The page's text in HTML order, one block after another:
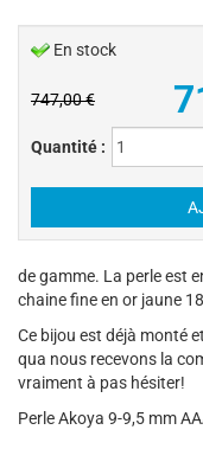
En stock
747,00 €
Quantité :
de gamme. La perle est
chaine fine en or jaune
Ce bijou est déjà monté
qua nous recevons la
vraiment à pas hésiter!
Perle Akoya 9-9,5 mm